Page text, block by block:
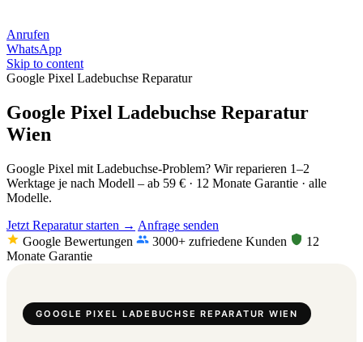
Anrufen
WhatsApp
Skip to content
Google Pixel Ladebuchse Reparatur
Google Pixel Ladebuchse Reparatur
Wien
Google Pixel mit Ladebuchse-Problem? Wir reparieren 1–2
Werktage je nach Modell – ab 59 € · 12 Monate Garantie · alle
Modelle.
Jetzt Reparatur starten → Anfrage senden
Google Bewertungen
3000+ zufriedene Kunden
12
Monate Garantie
GOOGLE PIXEL LADEBUCHSE REPARATUR WIEN